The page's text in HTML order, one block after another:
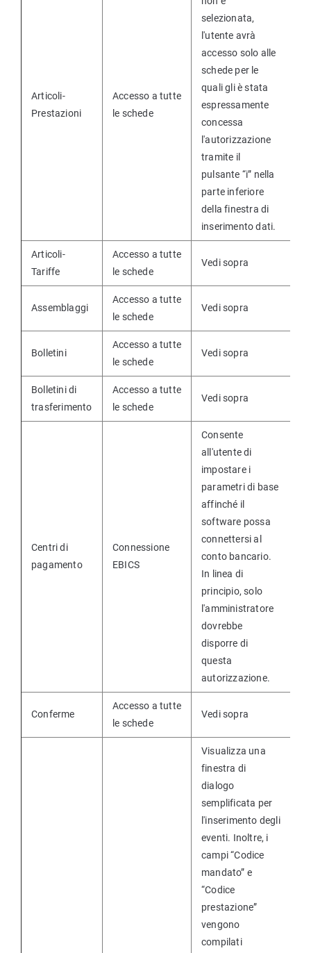
Articoli-
Prestazioni
Accesso a tutte
le schede
selezionata,
l'utente avrà
accesso solo alle
schede per le
quali gli è stata
espressamente
concessa
l'autorizzazione
tramite il
pulsante “i” nella
parte inferiore
della finestra di
inserimento dati.
Articoli-
Tariffe
Accesso a tutte
le schede
Vedi sopra
Assemblaggi
Accesso a tutte
le schede
Vedi sopra
Bolletini
Accesso a tutte
le schede
Vedi sopra
Bolletini di
trasferimento
Accesso a tutte
le schede
Vedi sopra
Centri di
pagamento
Connessione
EBICS
Consente
all'utente di
impostare i
parametri di base
affinché il
software possa
connettersi al
conto bancario.
In linea di
principio, solo
l'amministratore
dovrebbe
disporre di
questa
autorizzazione.
Conferme
Accesso a tutte
le schede
Vedi sopra
Visualizza una
finestra di
dialogo
semplificata per
l'inserimento degli
eventi. Inoltre, i
campi “Codice
mandato” e
“Codice
prestazione”
vengono
compilati